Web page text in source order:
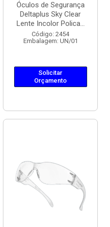
Óculos de Segurança
Deltaplus Sky Clear
Lente Incolor Polica...
Código: 2454
Embalagem: UN/01
Solicitar
Orçamento